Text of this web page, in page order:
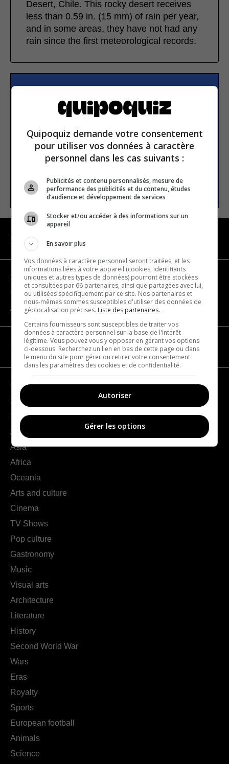
Desert, Chile. This rocky desert receives
less than 0.59 in. (15 mm) of rain per year,
and in some areas, they have not had any
rain since the first meteorological records.
newsletter
Email address
SUBSCRIBE
NAVIGATION
Become a partner
Contact us
About us
CATEGORIES
Geography
France
Europe
Americas
Asia
Africa
Oceania
Arts and culture
Cinema
TV Shows
Pop culture
Gastronomy
Music
Visual arts
Architecture
Literature
History
Second World War
Wars
Eras
Royalty
Sports
European football
Animals
Science
Quipoquiz demande votre consentement
pour utiliser vos données à caractère
personnel dans les cas suivants :
Publicités et contenu personnalisés, mesure de
performance des publicités et du contenu, études
d’audience et développement de services
Stocker et/ou accéder à des informations sur un
appareil
En savoir plus
Vos données à caractère personnel seront traitées, et les
informations liées à votre appareil (cookies, identifiants
uniques et autres types de données) pourront être stockées
et consultées par 66 partenaires, ainsi que partagées avec lui,
ou utilisées spécifiquement par ce site. Nos partenaires et
nous-mêmes sommes susceptibles d'utiliser des données de
géolocalisation précises. Liste des partenaires.
Certains fournisseurs sont susceptibles de traiter vos
données à caractère personnel sur la base de l'intérêt
légitime. Vous pouvez vous y opposer en gérant vos options
ci-dessous. Recherchez un lien en bas de cette page ou dans
le menu du site pour gérer ou retirer votre consentement
dans les paramètres des cookies et de confidentialité.
Autoriser
Gérer les options